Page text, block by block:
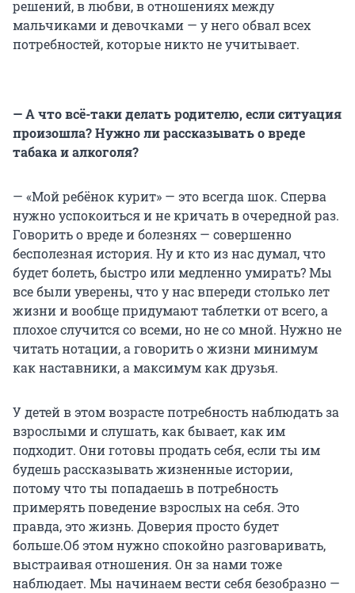
решений, в любви, в отношениях между
мальчиками и девочками — у него обвал всех
потребностей, которые никто не учитывает.
— А что всё-таки делать родителю, если ситуация
произошла? Нужно ли рассказывать о вреде
табака и алкоголя?
— «Мой ребёнок курит» — это всегда шок. Сперва
нужно успокоиться и не кричать в очередной раз.
Говорить о вреде и болезнях — совершенно
бесполезная история. Ну и кто из нас думал, что
будет болеть, быстро или медленно умирать? Мы
все были уверены, что у нас впереди столько лет
жизни и вообще придумают таблетки от всего, а
плохое случится со всеми, но не со мной. Нужно не
читать нотации, а говорить о жизни минимум
как наставники, а максимум как друзья.
У детей в этом возрасте потребность наблюдать за
взрослыми и слушать, как бывает, как им
подходит. Они готовы продать себя, если ты им
будешь рассказывать жизненные истории,
потому что ты попадаешь в потребность
примерять поведение взрослых на себя. Это
правда, это жизнь. Доверия просто будет
больше.Об этом нужно спокойно разговаривать,
выстраивая отношения. Он за нами тоже
наблюдает. Мы начинаем вести себя безобразно —